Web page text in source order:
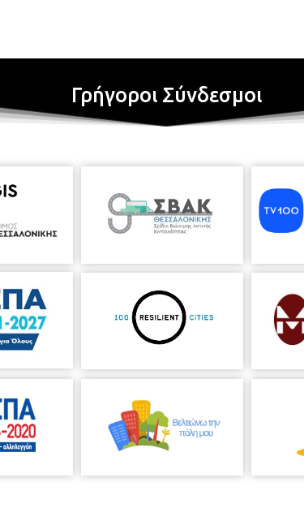
Γρήγοροι Σύνδεσμοι